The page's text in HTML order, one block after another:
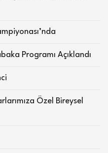
Programı Açıklandı
Özel Bireysel